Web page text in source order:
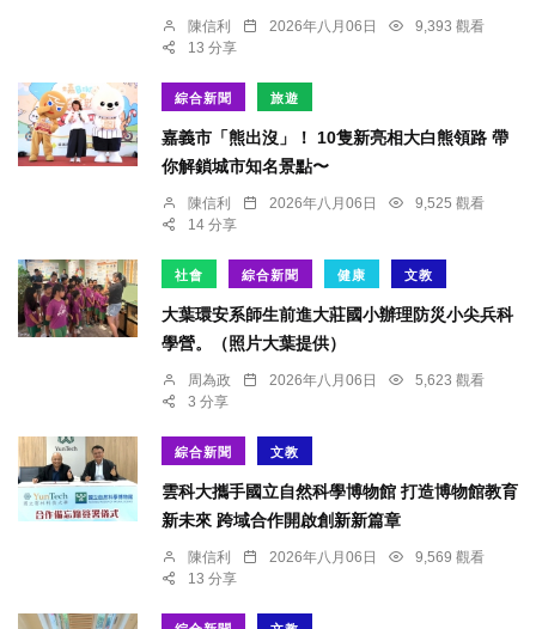
陳信利 2026年八月06日
9,393 觀看
13 分享
綜合新聞 旅遊
嘉義市「熊出沒」！ 10隻新亮相大白熊領路 帶
你解鎖城市知名景點〜
陳信利 2026年八月06日
9,525 觀看
14 分享
社會 綜合新聞 健康 文教
大葉環安系師生前進大莊國小辦理防災小尖兵科
學營。（照片大葉提供）
周為政 2026年八月06日
5,623 觀看
3 分享
綜合新聞 文教
雲科大攜手國立自然科學博物館 打造博物館教育
新未來 跨域合作開啟創新新篇章
陳信利 2026年八月06日
9,569 觀看
13 分享